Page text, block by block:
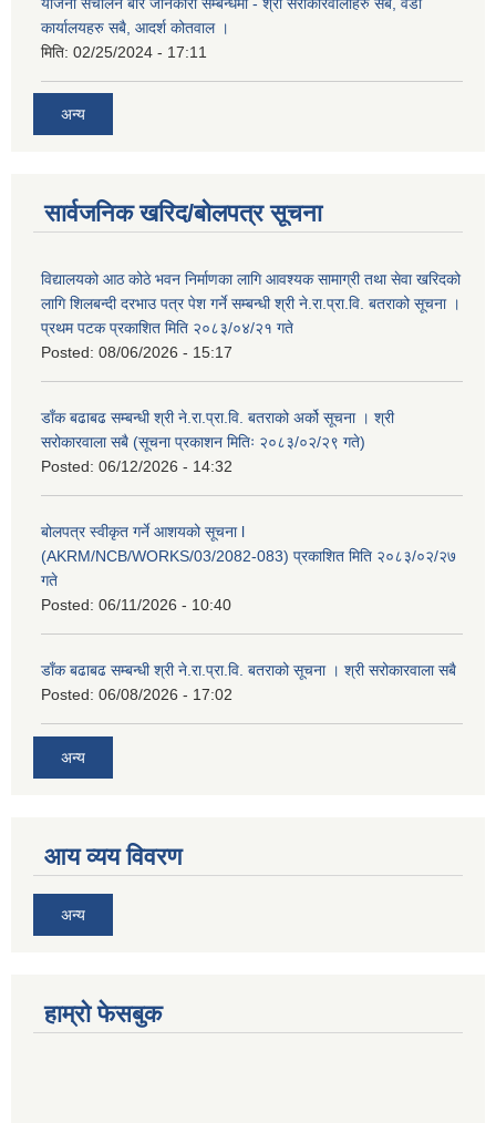
कार्यालयहरु सबै, आदर्श कोतवाल ।
मिति: 02/25/2024 - 17:11
अन्य
सार्वजनिक खरिद/बोलपत्र सूचना
विद्यालयको आठ कोठे भवन निर्माणका लागि आवश्यक सामाग्री तथा सेवा खरिदको
लागि शिलबन्दी दरभाउ पत्र पेश गर्ने सम्बन्धी श्री ने.रा.प्रा.वि. बतराको सूचना ।
प्रथम पटक प्रकाशित मिति २०८३/०४/२१ गते
Posted: 08/06/2026 - 15:17
डाँक बढाबढ सम्बन्धी श्री ने.रा.प्रा.वि. बतराको अर्को सूचना । श्री
सरोकारवाला सबै (सूचना प्रकाशन मितिः २०८३/०२/२९ गते)
Posted: 06/12/2026 - 14:32
बोलपत्र स्वीकृत गर्ने आशयको सूचना l
(AKRM/NCB/WORKS/03/2082-083) प्रकाशित मिति २०८३/०२/२७
गते
Posted: 06/11/2026 - 10:40
डाँक बढाबढ सम्बन्धी श्री ने.रा.प्रा.वि. बतराको सूचना । श्री सरोकारवाला सबै
Posted: 06/08/2026 - 17:02
अन्य
आय व्यय विवरण
अन्य
हाम्रो फेसबुक